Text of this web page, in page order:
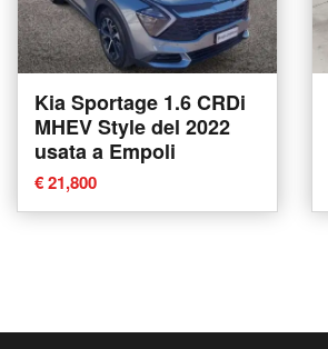
Kia Sportage 1.6 CRDi
MHEV Style del 2022
usata a Empoli
€ 21,800